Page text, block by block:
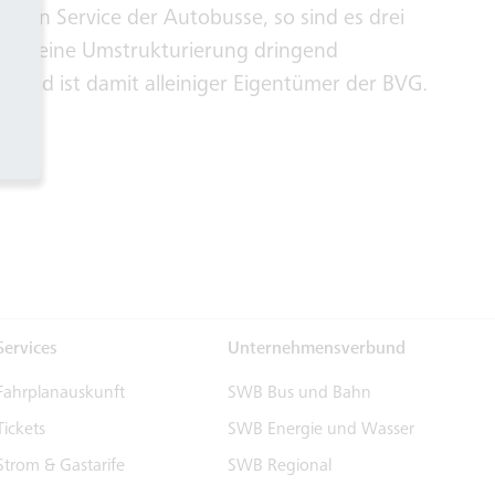
Service der Autobusse, so sind es drei
ist eine Umstrukturierung dringend
und ist damit alleiniger Eigentümer der BVG.
Fahrplanauskunft
Tickets
& Gastarife
Unternehmensverbund
SWB Bus und Bahn
SWB Energie und Wasser
SWB Regional